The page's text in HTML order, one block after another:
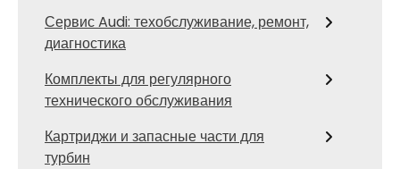
Сервис Audi: техобслуживание, ремонт,
диагностика
Комплекты для регулярного
технического обслуживания
Картриджи и запасные части для
турбин